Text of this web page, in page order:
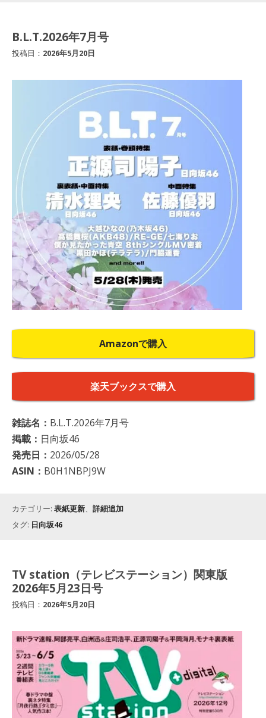
B.L.T.2026年7月号
投稿日： 2026年5月20日
Amazonで購入
楽天ブックスで購入
雑誌名： B.L.T.2026年7月号
掲載： 日向坂46
発売日： 2026/05/28
ASIN： B0H1NBPJ9W
カテゴリー: 表紙更新、 詳細追加
タグ: 日向坂46
TV station（テレビステーション）関東版
2026年5月23日号
投稿日： 2026年5月20日